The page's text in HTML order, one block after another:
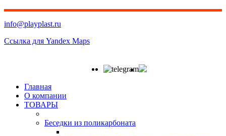
info@playplast.ru
Ссылка для Yandex Maps
Главная
О компании
ТОВАРЫ
Беседки из поликарбоната